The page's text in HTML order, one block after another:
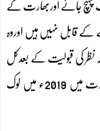
پہنچ جائے اوربھارت کے
کے قابل نہیں ہیں اوروہ
نظر کی قبولیت کے بعدکل
ریاست اروناچل پردیش پربھی چین کے دباؤکے بعدبالآخربھارت کواپنا ماتھا ٹیکنا پڑے گا۔ بھارت اس وقت عجیب کشمکش میں مبتلاہے اوربھارت میں 2019ء میں لوک